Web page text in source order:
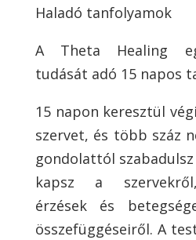
Haladó tanfolyamok
A Theta Healing
tudását adó 15 napos
15 napon keresztül
szervet, és több száz
gondolattól
kapsz a
érzések és
összefüggéseiről. A